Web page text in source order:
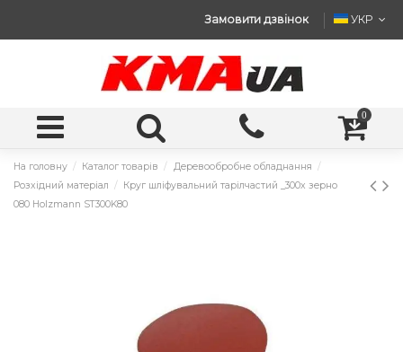
Замовити дзвінок УКР
0
На головну Каталог товарів
Деревообробне обладнання
Розхідний матеріал
Круг шліфувальний тарілчастий _300x зерно
080 Holzmann ST300K80